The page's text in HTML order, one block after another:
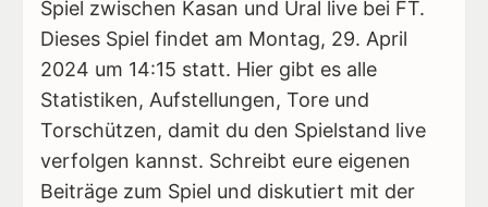
Spiel zwischen Kasan und Ural live bei FT.
Dieses Spiel findet am Montag, 29. April
2024 um 14:15 statt. Hier gibt es alle
Statistiken, Aufstellungen, Tore und
Torschützen, damit du den Spielstand live
verfolgen kannst. Schreibt eure eigenen
Beiträge zum Spiel und diskutiert mit der